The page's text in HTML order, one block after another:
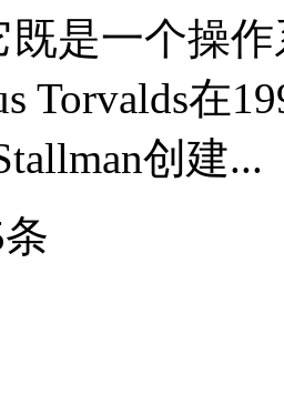
既是一个操
Torvalds在
创建...